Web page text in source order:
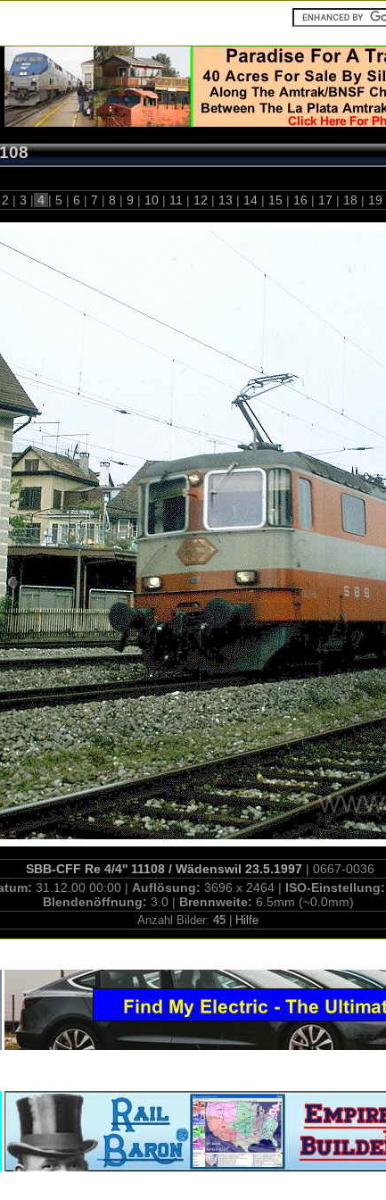
2 | 3 | 4 | 5 | 6 | 7 | 8 | 9 | 10 | 11 | 12 | 13 | 14 | 15 | 16 | 17 | 18 | 19
SBB-CFF Re 4/4'' 11108 / Wädenswil 23.5.1997| 0667-0036
31.12.00 00:00 | Auflösung: 3696 x 2464 | ISO-Einstellung:
Blendenöffnung: 3.0 | Brennweite: 6.5mm (~0.0mm)
Anzahl Bilder: 45 Hilfe